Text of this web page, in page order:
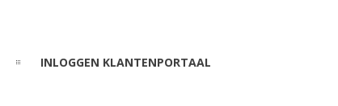
INLOGGEN KLANTENPORTAAL